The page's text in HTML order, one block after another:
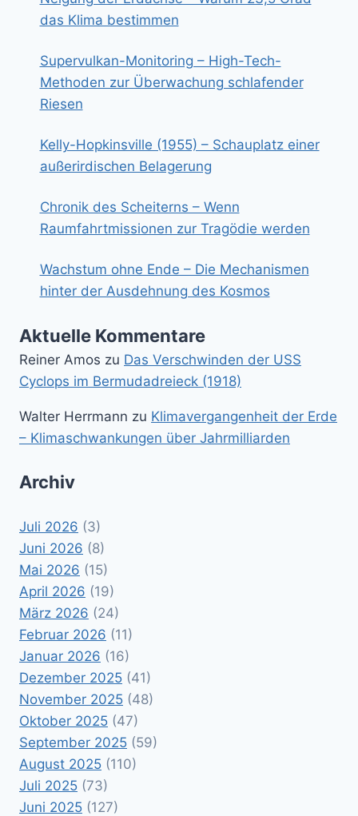
das Klima bestimmen
Supervulkan-Monitoring – High-Tech-
Methoden zur Überwachung schlafender
Riesen
Kelly-Hopkinsville (1955) – Schauplatz einer
außerirdischen Belagerung
Chronik des Scheiterns – Wenn
Raumfahrtmissionen zur Tragödie werden
Wachstum ohne Ende – Die Mechanismen
hinter der Ausdehnung des Kosmos
Aktuelle Kommentare
Reiner Amos zu Das Verschwinden der USS
Cyclops im Bermudadreieck (1918)
Walter Herrmann zu Klimavergangenheit der Erde
– Klimaschwankungen über Jahrmilliarden
Archiv
Juli 2026 (3)
Juni 2026 (8)
Mai 2026 (15)
April 2026 (19)
März 2026 (24)
Februar 2026 (11)
Januar 2026 (16)
Dezember 2025 (41)
November 2025 (48)
Oktober 2025 (47)
September 2025 (59)
August 2025 (110)
Juli 2025 (73)
Juni 2025 (127)